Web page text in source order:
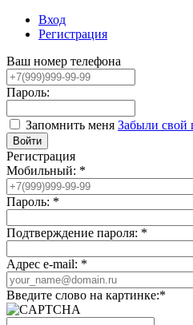
Вход
Регистрация
Ваш номер телефона
Пароль:
Запомнить меня Забыли свой
Регистрация
Мобильный: *
Пароль: *
Подтверждение пароля: *
Адрес e-mail: *
Введите слово на картинке:*